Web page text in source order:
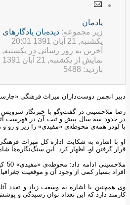
يادمان
زیر مجموعه: ديده‌بان
یکشنبه, 21 آبان 1391 20:01
آخرین به روز رسانی در یکشنبه, 21 آبان 1391 20:01
نمایش از یکشنبه, 21 آبان 1391 20:01
بازدید: 5488
دبیر انجمن دوست‌داران میراث فرهنگی
رضا ملاحسینی در گفت‌وگو با خبرنگار سرویس
در حدود سه سال پیش‌ و ثبت آن در فهرست
با لودر همه‌ی محوطه‌ی «مفیدی» را زیر و رو
او با اشاره به شکایت اداره کل میراث
قرار گرفتن او، اظهار کرد: این سنگ‌نگاره‌ها شامل 52 نقاشی مانند صحنه‌هایی از شکار‌ بزکوهی‌، یوزپلنگ و نقوش باستانی است که تخریب
افراد بسیار کمی از وجود آن و موقعیت
وی همچنین با اشاره به وسعت زیاد و تعدد
کارمند دارد که این تعداد توان رسیدگی و